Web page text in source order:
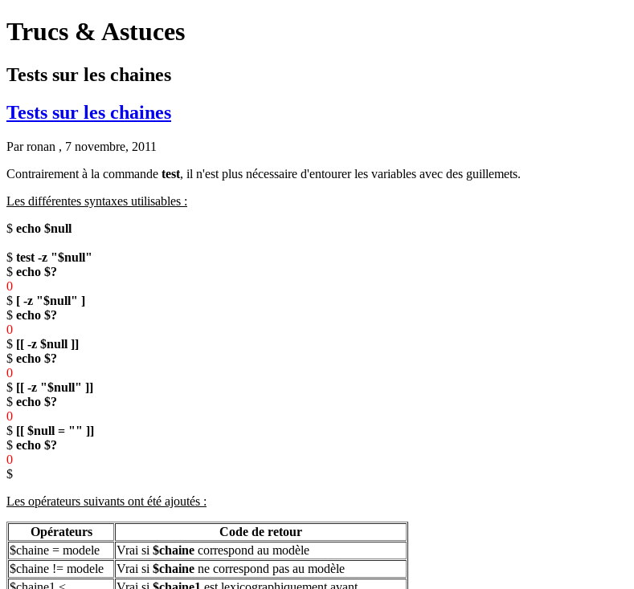
Trucs & Astuces
Tests sur les chaines
Tests sur les chaines
Parronan , 7 novembre, 2011
Contrairement à la commande test, il n'est plus nécessaire d'entourer les variables avec des guillemets.
Les différentes syntaxes utilisables :
$ echo $null
$ test -z "$null"
$ echo $?
0
$ [ -z "$null" ]
$ echo $?
0
$ [[ -z $null ]]
$ echo $?
0
$ [[ -z "$null" ]]
$ echo $?
0
$ [[ $null = "" ]]
$ echo $?
0
$
Les opérateurs suivants ont été ajoutés :
Opérateurs
Code de retour
$chaine = modele
Vrai si $chaine correspond au modèle
$chaine != modele
Vrai si $chaine ne correspond pas au modèle